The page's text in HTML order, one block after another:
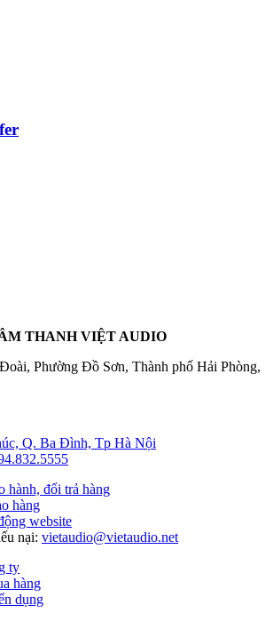
THANH VIỆT AUDIO
Phường Đồ Sơn, Thành phố Hải Phòng,
Q. Ba Đình, Tp Hà Nội
hành, đổi trả hàng
hàng
website
nại: vietaudio@vietaudio.net
ty
hàng
dụng